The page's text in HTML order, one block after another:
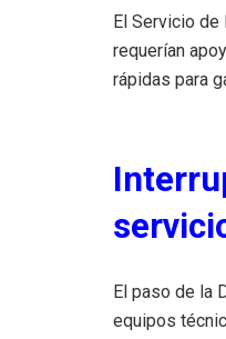
El Servicio de
requerían
rápidas para
El paso de la
equipos